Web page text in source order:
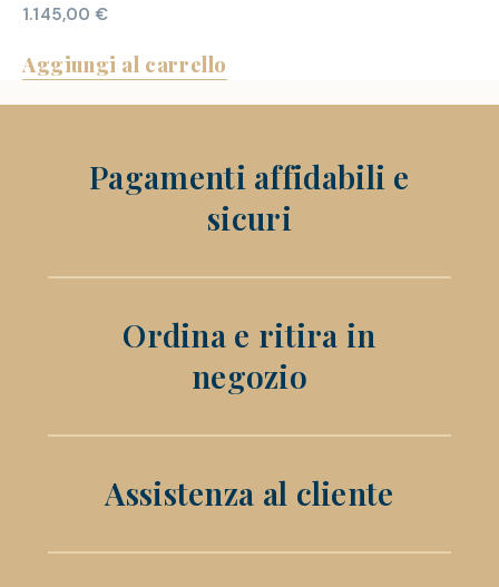
1.145,00 €
Aggiungi al carrello
Pagamenti affidabili e
sicuri
Ordina e ritira in
negozio
Assistenza al cliente